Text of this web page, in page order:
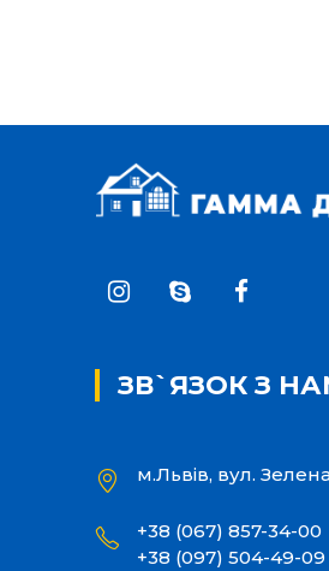
ЗВ`ЯЗОК З
м.Львів, вул.
+38 (067) 857-34-00
+38 (097) 504-49-09